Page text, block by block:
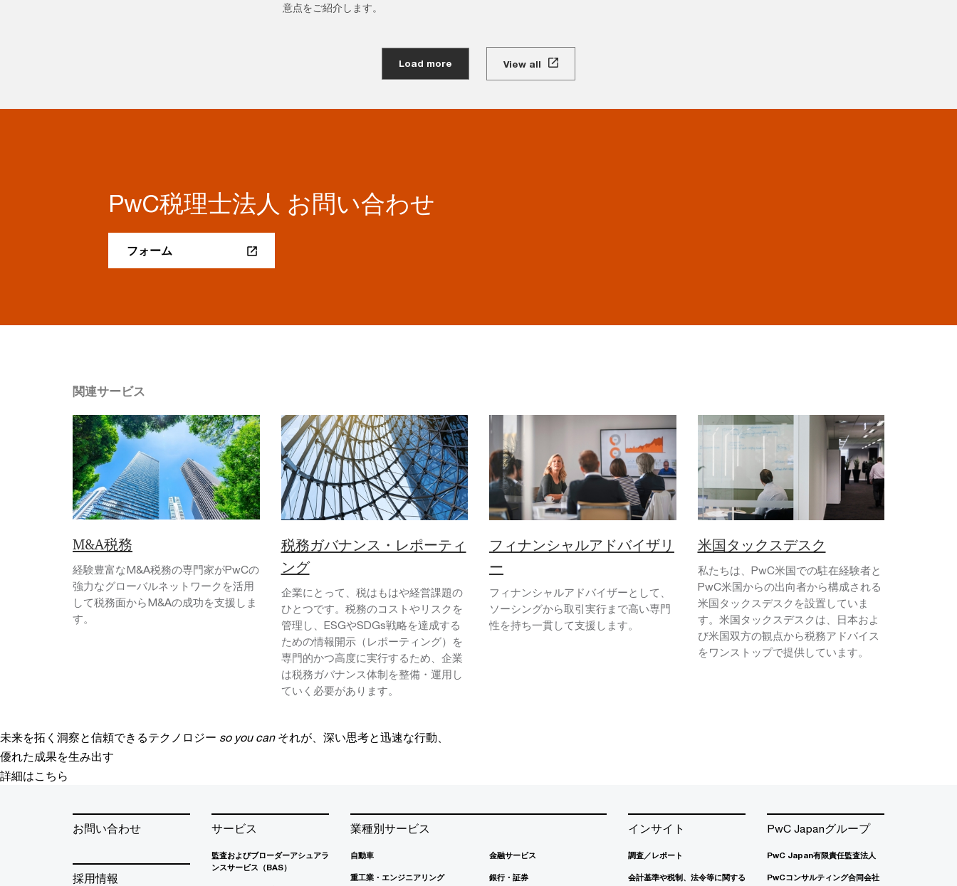
意点をご紹介します。
Load more View all
PwC税理士法人 お問い合わせ
フォーム
関連サービス
M&A税務
経験豊富なM&A税務の専門家がPwCの
強力なグローバルネットワークを活用
して税務面からM&Aの成功を支援しま
す。
税務ガバナンス・レポーティ
ング
企業にとって、税はもはや経営課題の
ひとつです。税務のコストやリスクを
管理し、ESGやSDGs戦略を達成する
ための情報開示（レポーティング）を
専門的かつ高度に実行するため、企業
は税務ガバナンス体制を整備・運用し
ていく必要があります。
フィナンシャルアドバイザリ
ー
フィナンシャルアドバイザーとして、
ソーシングから取引実行まで高い専門
性を持ち一貫して支援します。
米国タックスデスク
私たちは、PwC米国での駐在経験者と
PwC米国からの出向者から構成される
米国タックスデスクを設置していま
す。米国タックスデスクは、日本およ
び米国双方の観点から税務アドバイス
をワンストップで提供しています。
未来を拓く洞察と信頼できるテクノロジー so you can それが、深い思考と迅速な行動、
優れた成果を生み出す
詳細はこちら
お問い合わせ
採用情報
サービス
監査およびブローダーアシュアラ
ンスサービス（BAS）
業種別サービス
自動車
重工業・エンジニアリング
金融サービス
銀行・証券
インサイト
調査／レポート
会計基準や税制、法令等に関する
PwC Japanグループ
PwC Japan有限責任監査法人
PwCコンサルティング合同会社